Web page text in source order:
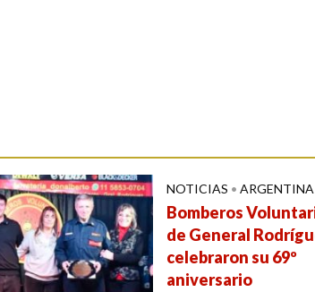
NOTICIAS • ARGENTINA
Bomberos
de General
celebraron su 69º
aniversario